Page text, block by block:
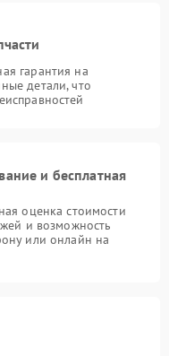
гарантия на
детали, что
и бесплатная
оценка стоимости
и возможность
или онлайн на